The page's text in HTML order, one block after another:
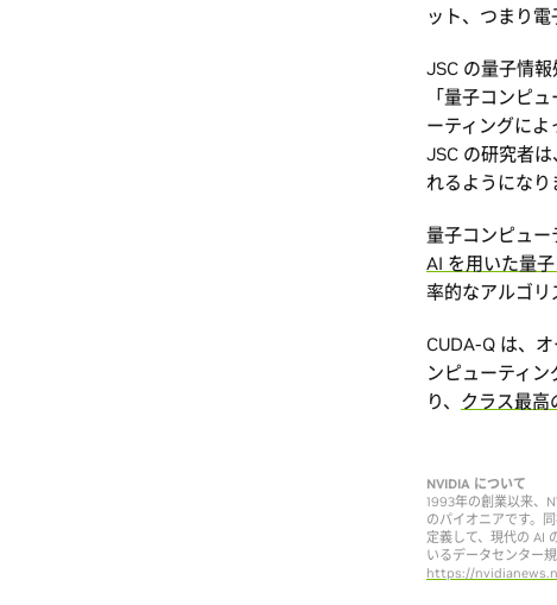
ット、つまり電
JSC の量子情
「量子コンピ
ーティングによ
JSC の研究者
れるようになり
量子コンピュー
AI を用いた量
率的なアルゴリ
CUDA-Q は、
ンピューティ
り、 クラス最高
NVIDIA について
1993年の創業以来、
のパイオニアです。
定義して、現代の AI
いるデータセンター
https://